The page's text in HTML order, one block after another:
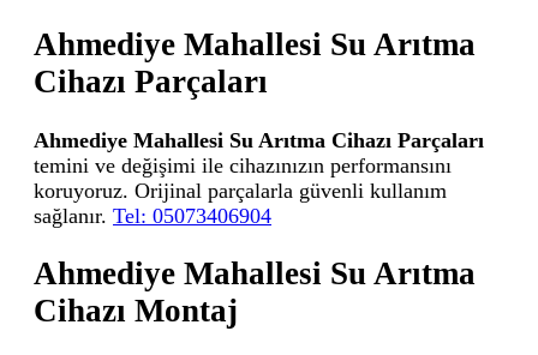
Ahmediye Mahallesi Su Arıtma
Cihazı Parçaları
Ahmediye Mahallesi Su Arıtma Cihazı Parçaları
temini ve değişimi ile cihazınızın performansını
koruyoruz. Orijinal parçalarla güvenli kullanım
sağlanır. Tel: 05073406904
Ahmediye Mahallesi Su Arıtma
Cihazı Montaj